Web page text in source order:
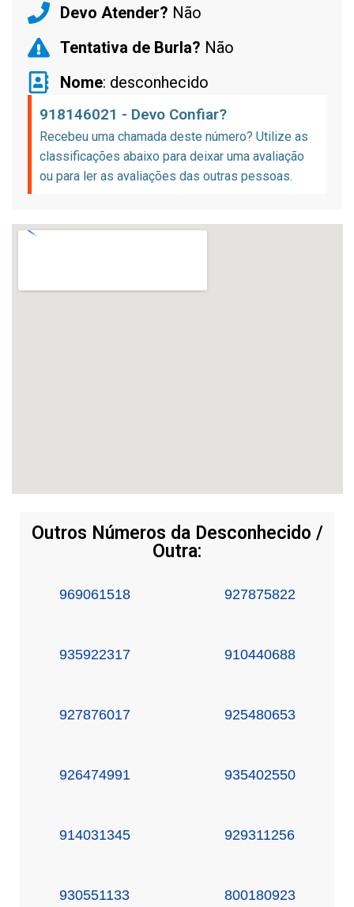
Devo Atender? Não
Tentativa de Burla? Não
Nome: desconhecido
918146021 - Devo Confiar?
Recebeu uma chamada deste número? Utilize as
classificações abaixo para deixar uma avaliação
ou para ler as avaliações das outras pessoas.
Outros Números da Desconhecido /
Outra:
969061518 927875822
935922317 910440688
927876017 925480653
926474991 935402550
914031345 929311256
930551133 800180923